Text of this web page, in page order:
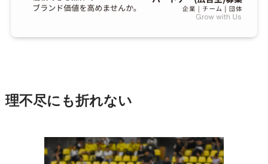
理不尽にも折れない